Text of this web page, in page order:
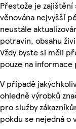
Přestože je
věnována nejvyšší
neustále
potravin, obsahu
Vždy byste si měli
pouze na
V případě
ohledně výrobků
pro služby
pokdu se nejedná o